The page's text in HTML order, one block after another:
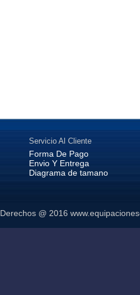
Servicio Al Cliente
Forma De Pago
Envio Y Entrega
Diagrama de tamano
Derechos @ 2016